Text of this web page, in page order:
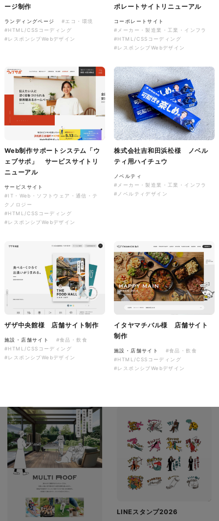
株式会社colorful studio様
『かねた忠右衛門』 サービス
サイト制作
#アパレル・ファッション
#HTML/CSSコーディング
#レスポンシブWebデザイン
音楽萬屋Kent様 コーポレート
コーポレートサイト
#専門店・小売
有限会社ディーズ様 ハンドタ
オルとのしステッカー 新年の
ルティ制作。
ノベルティ
LINEスタンプ2026
ージ制作
ランディングページ
#エコ・環境
#HTML/CSSコーディング
#レスポンシブWebデザイン
ポレートサイトリニューアル
コーポレートサイト
#メーカー・製造業・工業・インフラ
#HTML/CSSコーディング
#レスポンシブWebデザイン
Web制作サポートシステム「ウ
ェブサポ」 サービスサイトリ
ニューアル
サービスサイト
#IT・Web・ソフトウェア・通信・テ
クノロジー
#HTML/CSSコーディング
#レスポンシブWebデザイン
株式会社吉和田浜松様 ノベル
ティ用ハイチュウ
ノベルティ
#メーカー・製造業・工業・インフラ
#ノベルティデザイン
ザザ中央館様 店舗サイト制作
施設・店舗サイト
#食品・飲食
#HTML/CSSコーディング
#レスポンシブWebデザイン
イタヤマチバル様 店舗サイト
制作
施設・店舗サイト
#食品・飲食
#HTML/CSSコーディング
#レスポンシブWebデザイン